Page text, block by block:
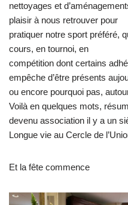
nettoyages et
plaisir à nous retrouver pour
pratiquer notre sport préféré,
cours, en tournoi, en
compétition dont certains
empêche d’être présents
ou encore pourquoi pas,
Voilà en quelques mots,
devenu association il y a un
Longue vie au Cercle de
Et la fête commence